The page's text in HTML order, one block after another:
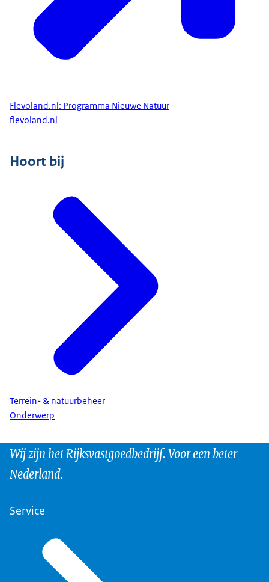
Flevoland.nl: Programma Nieuwe Natuur
flevoland.nl
Hoort bij
Terrein- & natuurbeheer
Onderwerp
Wij zijn het Rijksvastgoedbedrijf. Voor een beter
Nederland.
Service